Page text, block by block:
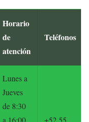
Horario
de
atención
Teléfonos
Lunes a
Jueves
de 8:30